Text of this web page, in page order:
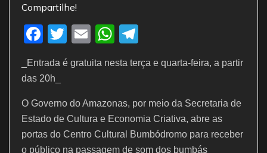
Compartilhe!
F
a
c
b
o
o
T
itt
E
m
ai
W
at
A
p
p
e
a
m
_Entrada é gratuita nesta terça e quarta-feira, a partir
das 20h_
O Governo do Amazonas, por meio da Secretaria de
Estado de Cultura e Economia Criativa, abre as
portas do Centro Cultural Bumbódromo para receber
o público na passagem de som dos bumbás